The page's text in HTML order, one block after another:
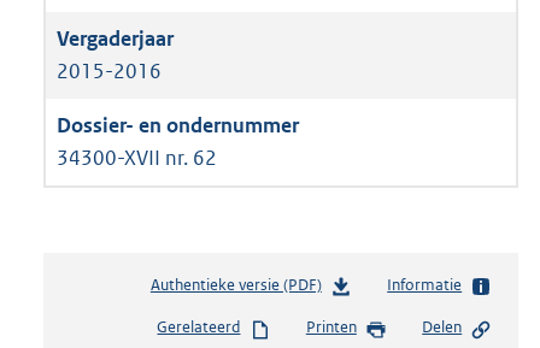
2015-2016
34300-XVII nr. 62
Authentieke versie (PDF)b
s
Informatie
Gerelateerd Printen Delen